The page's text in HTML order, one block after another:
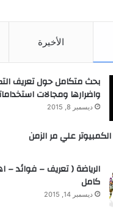
الأخيرة
بحث متكامل حول تعريف
واضرارها ومجالات
ديسمبر 8, 2015
علي مر الزمن
الرياضة ( تعريف – فوائد –
كامل
ديسمبر 14, 2015